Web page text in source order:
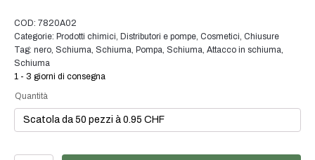
soddisfare le vostre esigenze specifiche.
dell'imballaggio. Il nostro team sarà lieto di consigliarvi il
colore e la finitura ottimali per l'imballaggio del vostro
prodotto.
COD: 7820A02
Categorie: Prodotti chimici, Distributori e pompe, Cosmetici, Chiusure
Tag: nero, Schiuma, Schiuma, Pompa, Schiuma, Attacco in schiuma,
Schiuma
1 - 3 giorni di consegna
Quantità